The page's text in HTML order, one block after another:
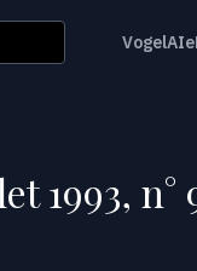
VogelAI
1993, n°